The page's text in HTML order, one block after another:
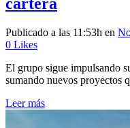
cartera
Publicado a las 11:53h en
0 Likes
El grupo sigue impulsando
sumando nuevos proyectos
Leer más